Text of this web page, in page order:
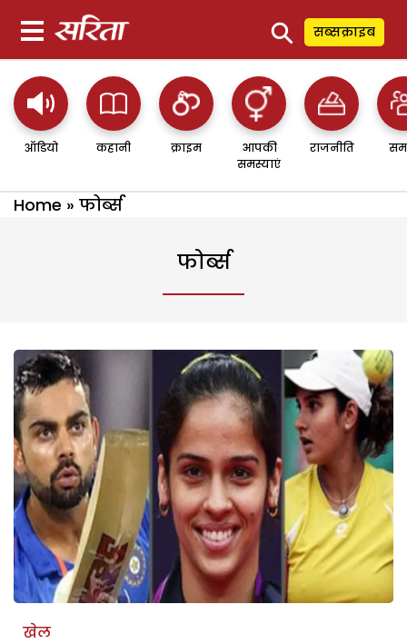
⚲ सब्सक्राइब
ऑडियो कहानी क्राइम
आपकी
समस्याएं
राजनीति
Home » फोर्ब्स
फोर्ब्स
खेल